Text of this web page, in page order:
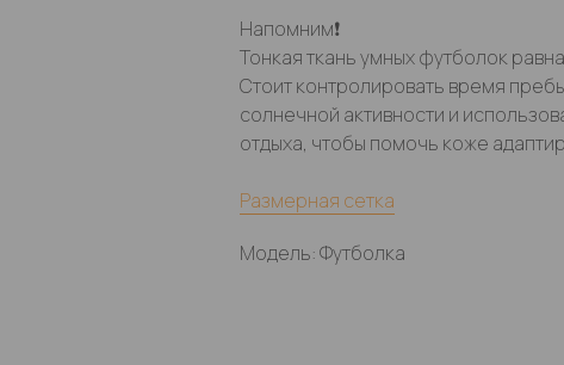
Напомним❗️
Тонкая ткань умных футболок
Стоит контролировать время
солнечной активности и
отдыха, чтобы помочь коже
Размерная сетка
Модель: Футболка